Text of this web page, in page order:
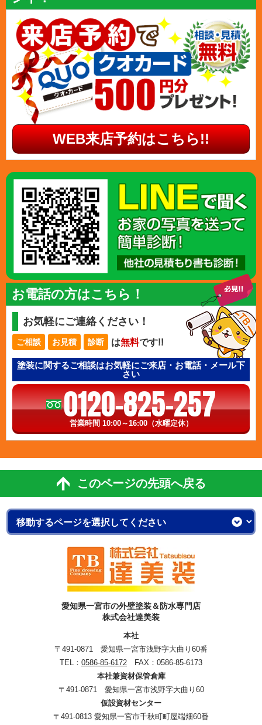
WEB来店予約はこちら!!
お電話の方はこちら！
お気軽にご連絡ください！
ご相談 お見積 診断 は無料です!!
塗装に関するご相談はお気軽にご来店・お電話・メール下
さい
0120-825-257
営業時間 10:00～16:00（水曜定休）
このページの先頭へ戻る
愛知県一宮市の外壁塗装＆防水専門店
株式会社達美装
本社
〒491-0871 愛知県一宮市浅野字大曲り60番
TEL： 0586-85-6172 FAX：0586-85-6173
本社兼資材保管倉庫
〒491-0871 愛知県一宮市浅野字大曲り60
仮設資材センター
〒491-0813 愛知県一宮市千秋町町屋端畑60番